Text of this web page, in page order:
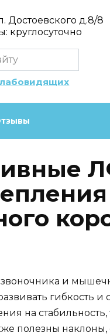
Достоевского д.8/8
круглосуточно
и
гибкость
на стабильность,
полезны